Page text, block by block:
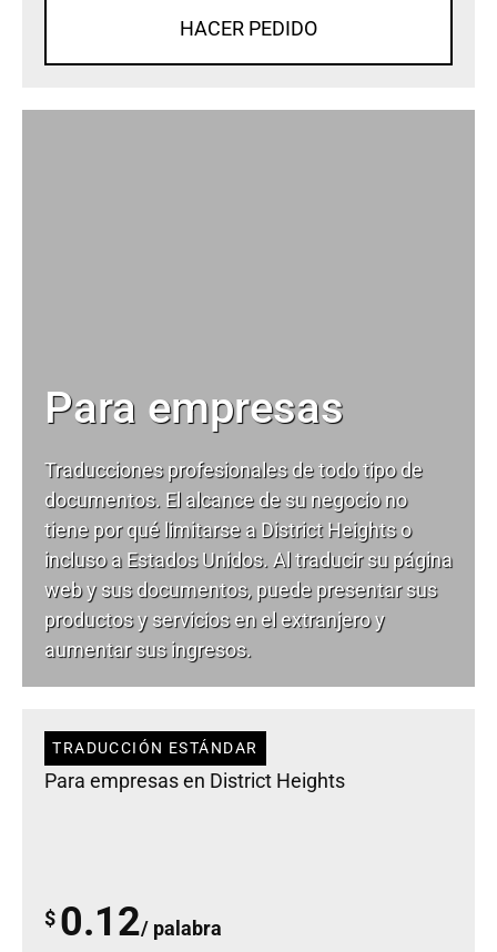
HACER PEDIDO
Para empresas
Traducciones profesionales de todo tipo de
documentos. El alcance de su negocio no
tiene por qué limitarse a District Heights o
incluso a Estados Unidos. Al traducir su página
web y sus documentos, puede presentar sus
productos y servicios en el extranjero y
aumentar sus ingresos.
TRADUCCIÓN ESTÁNDAR
Para empresas en District Heights
$ 0.12/ palabra